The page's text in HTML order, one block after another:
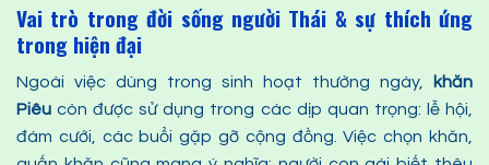
Vai trò trong đời sống người Thái & sự thích ứng
trong hiện đại
Ngoài việc dùng trong sinh hoạt thường ngày, khăn
Piêu còn được sử dụng trong các dịp quan trọng: lễ hội,
đám cưới, các buổi gặp gỡ cộng đồng. Việc chọn khăn,